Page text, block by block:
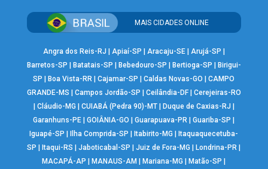
MAIS CIDADES ONLINE
Angra dos Reis-RJ | Apiaí-SP | Aracaju-SE| Arujá-SP |
Barretos-SP | Batatais-SP | Bebedouro-SP | Bertioga-SP | Birigui-
SP |Boa Vista-RR |Cajamar-SP |Caldas Novas-GO |CAMPO
GRANDE-MS | Campos Jordão-SP | Ceilândia-DF| Cerejeiras-RO
| Cláudio-MG | CUIABÁ (Pedra 90)-MT| Duque de Caxias-RJ |
Garanhuns-PE |GOIÂNIA-GO |Guarapuava-PR |Guariba-SP |
Iguapé-SP |Ilha Comprida-SP |Itabirito-MG |Itaquaquecetuba-
SP |Itaqui-RS |Jaboticabal-SP |Juiz de Fora-MG |Londrina-PR |
MACAPÁ-AP |MANAUS-AM |Mariana-MG |Matão-SP |